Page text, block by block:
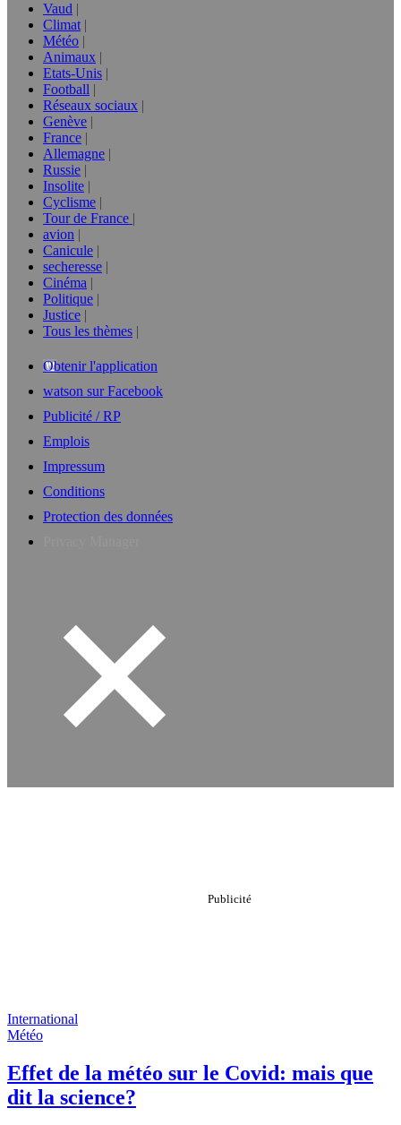
Vaud
Climat
Météo
Animaux
Etats-Unis
Football
Réseaux sociaux
Genève
France
Allemagne
Russie
Insolite
Cyclisme
Tour de France
avion
Canicule
secheresse
Cinéma
Politique
Justice
Tous les thèmes
Obtenir l'application
watson sur Facebook
Publicité / RP
Emplois
Impressum
Conditions
Protection des données
International
Météo
Effet de la météo sur le Covid: mais que
dit la science?